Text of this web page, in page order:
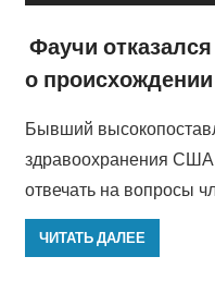
Фаучи
о происхождении
Бывший
здравоохранения США
отвечать на вопросы
ЧИТАТЬ ДАЛЕЕ